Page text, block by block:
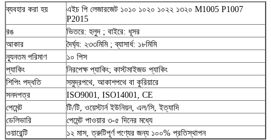
ব্যবহার করা হয়
এইচ পি লেজারজেট ১০১০ ১০২০ ১০২২ ১৩২০ M1005 P1007
P2015
রঙ
ভিতরে: হলুদ ; বাইরে: ধূসর
আকার
দৈর্ঘ্য: ২৩৩মিমি ; ব্যাসার্ধ: ১৮মিমি
ন্যূনতম পরিমাণ
১০ পিস
প্যাকিং
নিরপেক্ষ প্যাকিং; কাস্টমাইজড প্যাকিং
শিপিং পদ্ধতি
সমুদ্রপথে, আকাশপথে বা কুরিয়ারে
সনদপত্র
ISO9001, ISO14001, CE
পেমেন্ট
টি/টি, ওয়েস্টার্ন ইউনিয়ন, এল/সি, ইত্যাদি
ডেলিভারি
পেমেন্ট পাওয়ার ৩-৫ দিনের মধ্যে
ওয়ারেন্টি
১২ মাস, ত্রুটিপূর্ণ পণ্যের জন্য ১০০% প্রতিস্থাপন